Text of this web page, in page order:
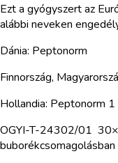
Ezt a gyógyszert az
alábbi neveken
Dánia: Peptonorm
Finnország,
Hollandia: Peptonorm
OGYI-T-24302/01
buborékcsomagolásban